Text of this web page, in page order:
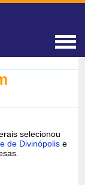
selecionou
de Divinópolis e